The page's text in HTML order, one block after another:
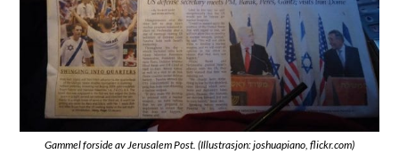
Gammel forside av Jerusalem Post. (Illustrasjon: joshuapiano, flickr.com)